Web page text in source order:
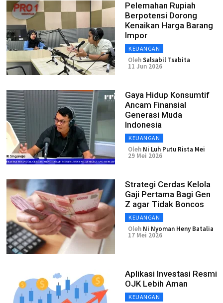
Pelemahan Rupiah
Berpotensi Dorong
Kenaikan Harga Barang
Impor
KEUANGAN
OlehSalsabil Tsabita
11 Jun 2026
Gaya Hidup Konsumtif
Ancam Finansial
Generasi Muda
Indonesia
KEUANGAN
Oleh Ni Luh Putu Rista Mei
29 Mei 2026
Strategi Cerdas Kelola
Gaji Pertama Bagi Gen
Z agar Tidak Boncos
KEUANGAN
Oleh Ni Nyoman Heny Batalia
17 Mei 2026
Aplikasi Investasi Resmi
OJK Lebih Aman
KEUANGAN